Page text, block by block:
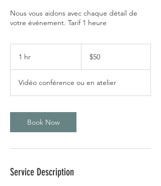
Nous vous aidons avec chaque détail de
votre événement. Tarif 1 heure
1 hr
dollars
$50
Vidéo conférence ou en atelier
Book Now
Service Description